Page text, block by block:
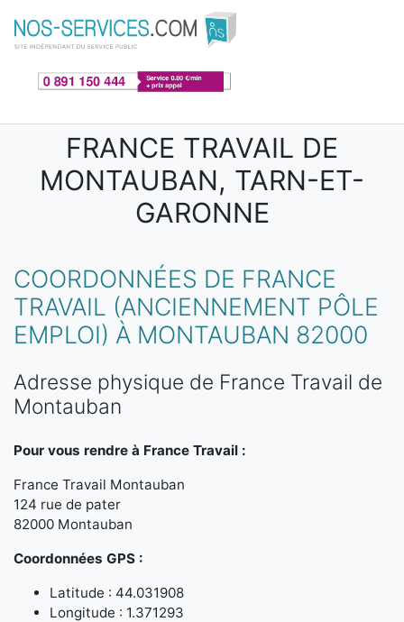
Aller au contenu principal
FRANCE TRAVAIL DE
MONTAUBAN, TARN-ET-
GARONNE
COORDONNÉES DE FRANCE
TRAVAIL (ANCIENNEMENT PÔLE
EMPLOI) À MONTAUBAN 82000
Adresse physique de France Travail de
Montauban
Pour vous rendre à France Travail :
France Travail Montauban
124 rue de pater
82000 Montauban
Coordonnées GPS :
Latitude : 44.031908
Longitude : 1.371293